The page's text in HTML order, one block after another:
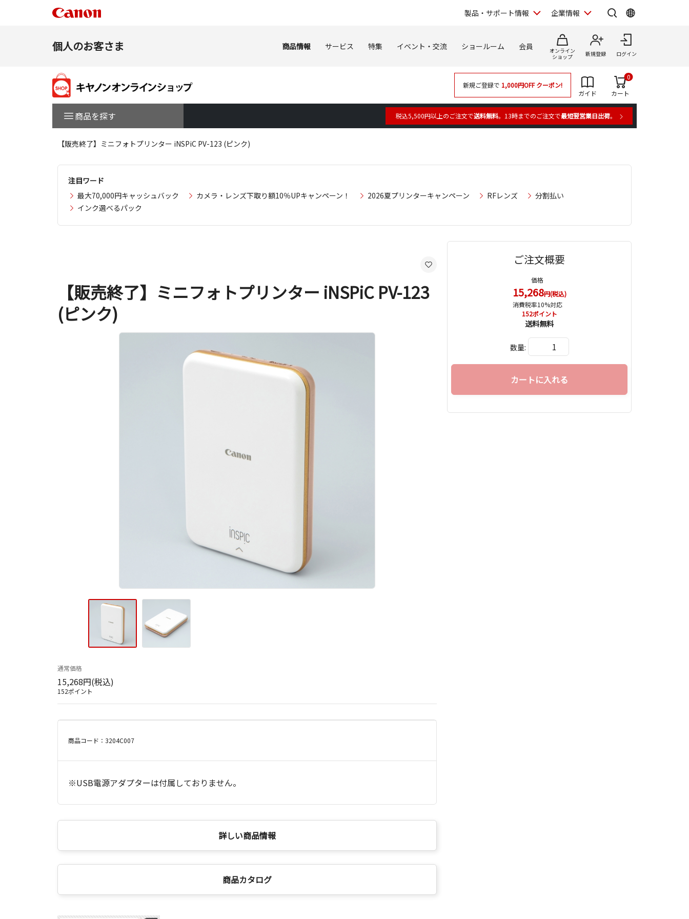
製品・サポート情報 企業情報
個人のお客さま 商品情報 サービス 特集 イベント・交流 ショールーム 会員
オンライン
ショップ
新規登録 ログイン
商品を探す
新規ご登録で 1,000円OFFクーポン!
ガイド
カート
0
税込5,500円以上のご注文で送料無料。13時までのご注文で最短翌営業日出荷。
【販売終了】ミニフォトプリンター iNSPiC PV-123 (ピンク)
注目ワード
最大70,000円キャッシュバック
カメラ・レンズ下取り額10％UPキャンペーン！ 2026夏プリンターキャンペーン RFレンズ
分割払い
インク選べるパック
【販売終了】ミニフォトプリンター iNSPiC PV-123
(ピンク)
通常価格
15,268円(税込)
152ポイント
商品コード：3204C007
※USB電源アダプターは付属しておりません。
詳しい商品情報
商品カタログ
ご注文概要
価格
15,268円(税込)
消費税率10%対応
152ポイント
送料無料
数量:
カートに入れる